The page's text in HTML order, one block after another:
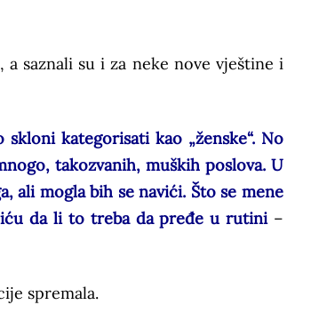
saznali su i za neke nove vještine i
kategorisati kao „ženske“. No
takozvanih, muških poslova. U
ali mogla bih se navići. Što se mene
da li to treba da pređe u rutini–
spremala.